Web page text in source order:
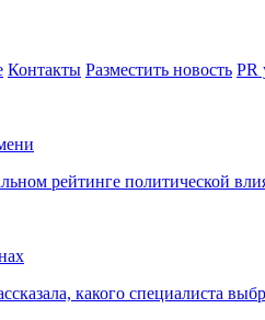
Контакты Разместить новость PR
рейтинге политической
какого специалиста